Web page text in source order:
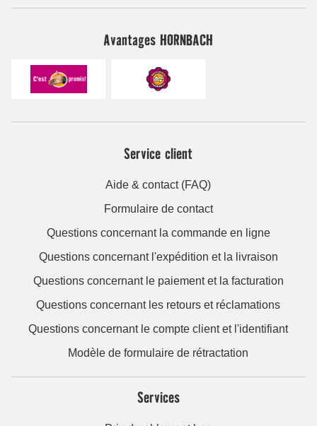
Avantages HORNBACH
Service client
Aide & contact (FAQ)
Formulaire de contact
Questions concernant la commande en ligne
Questions concernant l'expédition et la livraison
Questions concernant le paiement et la facturation
Questions concernant les retours et réclamations
Questions concernant le compte client et l'identifiant
Modèle de formulaire de rétractation
Services